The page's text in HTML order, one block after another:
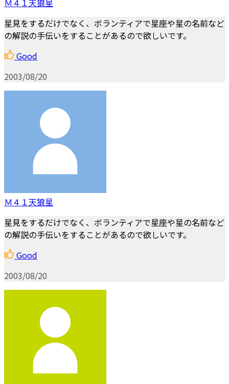
星見をするだけでなく、ボランティアで星座や星の名前など
の解説の手伝いをすることがあるので欲しいです。
Good
2003/08/20
Ｍ４１天狼星
星見をするだけでなく、ボランティアで星座や星の名前など
の解説の手伝いをすることがあるので欲しいです。
Good
2003/08/20